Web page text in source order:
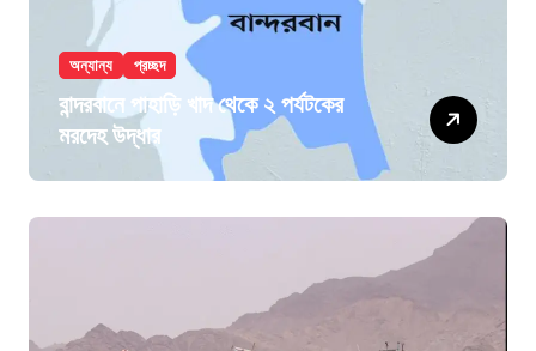
অন্যান্য প্রচ্ছদ
বান্দরবানে পাহাড়ি খাদ থেকে ২ পর্যটকের
মরদেহ উদ্ধার